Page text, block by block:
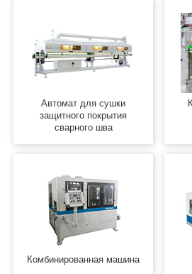
Автомат для сушки
защитного покрытия
сварного шва
Комбинированная машина